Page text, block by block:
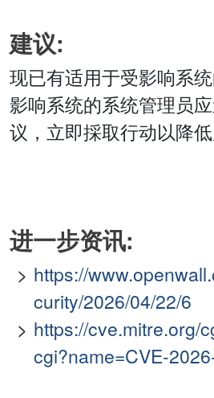
建议:
现已有适用于受影响系
影响系统的系统管理员
议，立即採取行动以降低
进一步资讯:
https://
curity/2026/04/22/6
https://cve.mitre.org/
cgi?name=CVE-